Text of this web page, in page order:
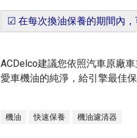
☑ 在每次換油保養的期間內，
ACDelco建議您依照汽車原廠
愛車機油的純淨，給引擎最佳保
機油 快速保養 機油濾清器